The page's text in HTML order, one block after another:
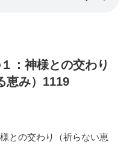
：神様との交わり
恵み）1119
との交わり（祈らない恵